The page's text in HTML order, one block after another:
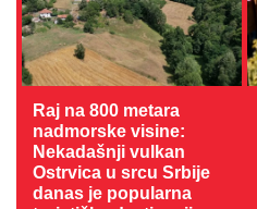
Raj na 800 metara
nadmorske visine:
Nekadašnji vulkan
Ostrvica u srcu Srbije
danas je popularna